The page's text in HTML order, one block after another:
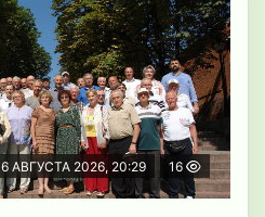
6 АВГУСТА 2026, 20:29 16